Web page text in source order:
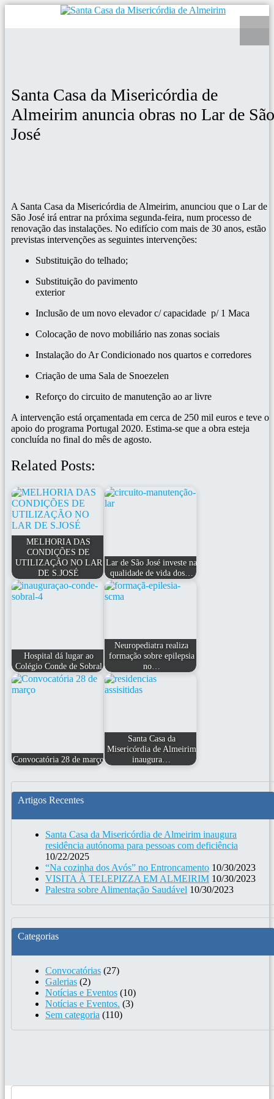
Santa Casa da Misericórdia de
Almeirim anuncia obras no Lar de São
José
A Santa Casa da Misericórdia de Almeirim, anunciou que o Lar de
São José irá entrar na próxima segunda-feira, num processo de
renovação das instalações. No edifício com mais de 30 anos, estão
previstas intervenções as seguintes intervenções:
Substituição do telhado;
Substituição do pavimento
exterior
Inclusão de um novo elevador c/ capacidade p/ 1 Maca
Colocação de novo mobiliário nas zonas sociais
Instalação do Ar Condicionado nos quartos e corredores
Criação de uma Sala de Snoezelen
Reforço do circuito de manutenção ao ar livre
A intervenção está orçamentada em cerca de 250 mil euros e teve o
apoio do programa Portugal 2020. Estima-se que a obra esteja
concluída no final do mês de agosto.
Related Posts:
MELHORIA DAS
CONDIÇÕES DE
UTILIZAÇÃO NO LAR
DE S.JOSÉ
Lar de São José investe na
qualidade de vida dos…
Hospital dá lugar ao
Colégio Conde de Sobral
Neuropediatra realiza
formação sobre epilepsia
no…
Convocatória 28 de março
Santa Casa da
Misericórdia de Almeirim
inaugura…
Artigos Recentes
Santa Casa da Misericórdia de Almeirim inaugura
residência autónoma para pessoas com deficiência
10/22/2025
“Na cozinha dos Avós” no Entroncamento 10/30/2023
VISITA À TELEPIZZA EM ALMEIRIM 10/30/2023
Palestra sobre Alimentação Saudável 10/30/2023
Categorias
Convocatórias (27)
Galerias (2)
Notícias e Eventos (10)
Notícias e Eventos. (3)
Sem categoria (110)